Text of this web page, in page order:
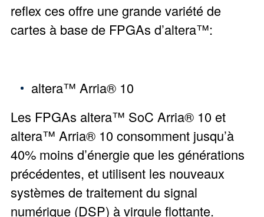
reflex ces offre une grande variété de
cartes à base de FPGAs d’altera™:
altera™ Arria® 10
Les FPGAs altera™ SoC Arria® 10 et
altera™ Arria® 10 consomment jusqu’à
40% moins d’énergie que les générations
précédentes, et utilisent les nouveaux
systèmes de traitement du signal
numérique (DSP) à virgule flottante.